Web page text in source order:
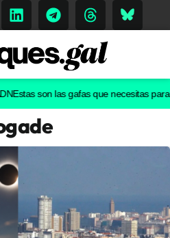
son las gafas que necesitas para ver